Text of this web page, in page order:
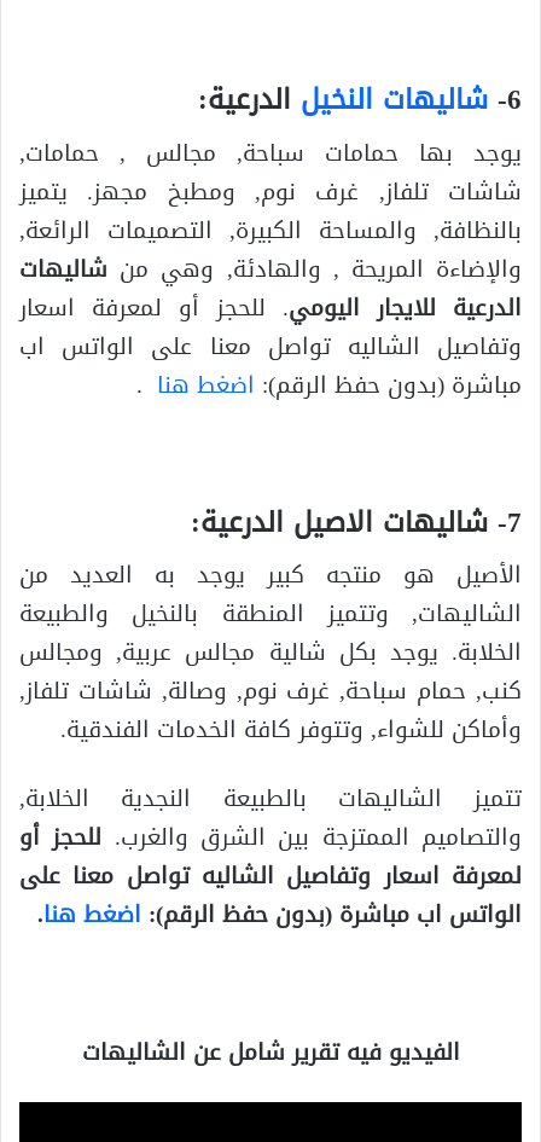
6- شاليهات النخيل الدرعية:
يوجد بها حمامات سباحة, مجالس , حمامات,
شاشات تلفاز, غرف نوم, ومطبخ مجهز. يتميز
بالنظافة, والمساحة الكبيرة, التصميمات الرائعة,
والإضاءة المريحة , والهادئة, وهي من شاليهات
الدرعية للايجار اليومي. للحجز أو لمعرفة اسعار
وتفاصيل الشاليه تواصل معنا على الواتس اب
مباشرة (بدون حفظ الرقم): اضغط هنا .
7- شاليهات الاصيل الدرعية:
الأصيل هو منتجه كبير يوجد به العديد من
الشاليهات, وتتميز المنطقة بالنخيل والطبيعة
الخلابة. يوجد بكل شالية مجالس عربية, ومجالس
كنب, حمام سباحة, غرف نوم, وصالة, شاشات تلفاز,
وأماكن للشواء, وتتوفر كافة الخدمات الفندقية.
تتميز الشاليهات بالطبيعة النجدية الخلابة,
والتصاميم الممتزجة بين الشرق والغرب. للحجز أو
لمعرفة اسعار وتفاصيل الشاليه تواصل معنا على
الواتس اب مباشرة (بدون حفظ الرقم): اضغط هنا.
الفيديو فيه تقرير شامل عن الشاليهات